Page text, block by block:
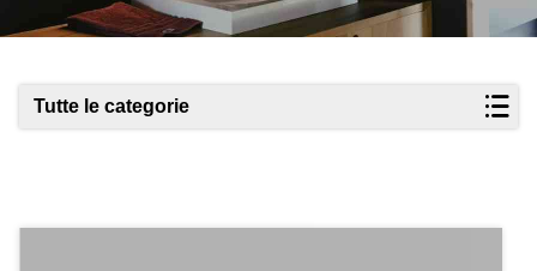
Tutte le categorie